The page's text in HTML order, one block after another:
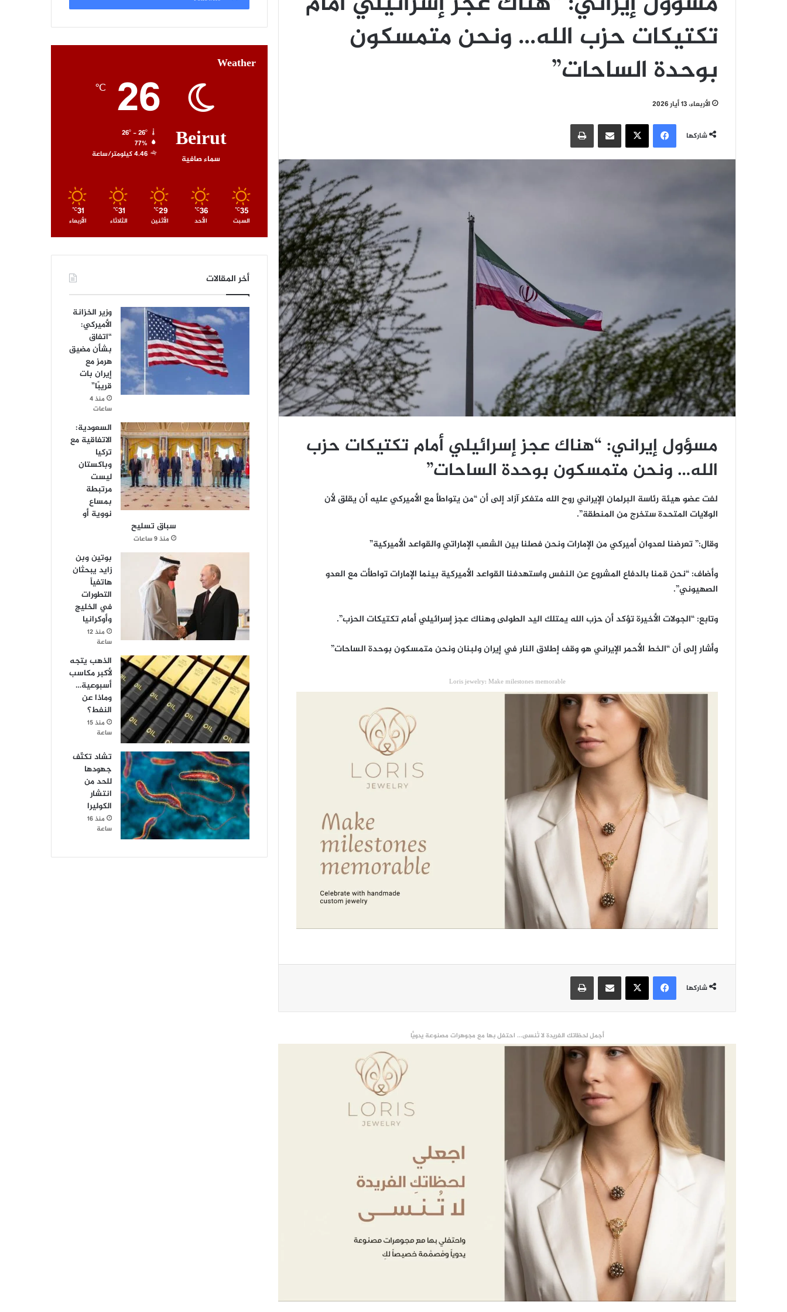
تكتيكات حزب الله… ونحن متمسكون
بوحدة الساحات”
الأربعاء، 13 أيار 2026
شاركها
فيسبوك‫X مشاركة عبر البريد طباعة
مسؤول إيراني: “هناك عجز إسرائيلي أمام تكتيكات حزب
الله… ونحن متمسكون بوحدة الساحات”
لفت عضو هيئة رئاسة البرلمان الإيراني روح الله متفكر آزاد إلى أن “من يتواطأ مع الأميركي عليه أن يقلق لأن
الولايات المتحدة ستخرج من المنطقة”.
وقال:” تعرضنا لعدوان أميركي من الإمارات ونحن فصلنا بين الشعب الإماراتي والقواعد الأميركية”
وأضاف: “نحن قمنا بالدفاع المشروع عن النفس واستهدفنا القواعد الأميركية بينما الإمارات تواطأت مع العدو
الصهيوني”.
وتابع: “الجولات الأخيرة تؤكد أن حزب الله يمتلك اليد الطولى وهناك عجز إسرائيلي أمام تكتيكات الحزب”.
وأشار إلى أن “الخط الأحمر الإيراني هو وقف إطلاق النار في إيران ولبنان ونحن متمسكون بوحدة الساحات”
Loris jewelry: Make milestones memorable
شاركها
فيسبوك‫X مشاركة عبر البريد طباعة
أجمل لحظاتك الفريدة لا تُنسى... احتفل بها مع مجوهرات مصنوعة يدويًّا
Weather
Beirut
سماء صافية
26
℃
26º - 26º
77%
4.46 كيلومتر/ساعة
35
℃
السبت
36
℃
الأحد
29
℃
الأثنين
31
℃
الثلاثاء
31
℃
الأربعاء
أخر المقالات
وزير الخزانة
الأميركي:
“اتفاق
بشأن مضيق
هرمز مع
إيران بات
قريبًا”
منذ 4
ساعات
السعودية:
الاتفاقية مع
تركيا
وباكستان
ليست
مرتبطة
بمساع
نووية أو
سباق تسليح
منذ 9 ساعات
بوتين وبن
زايد يبحثان
هاتفياً
التطورات
في الخليج
وأوكرانيا
منذ 12
ساعة
الذهب يتجه
لأكبر مكاسب
أسبوعية…
وماذا عن
النفط؟
منذ 15
ساعة
تشاد تكثّف
جهودها
للحد من
انتشار
الكوليرا
منذ 16
ساعة